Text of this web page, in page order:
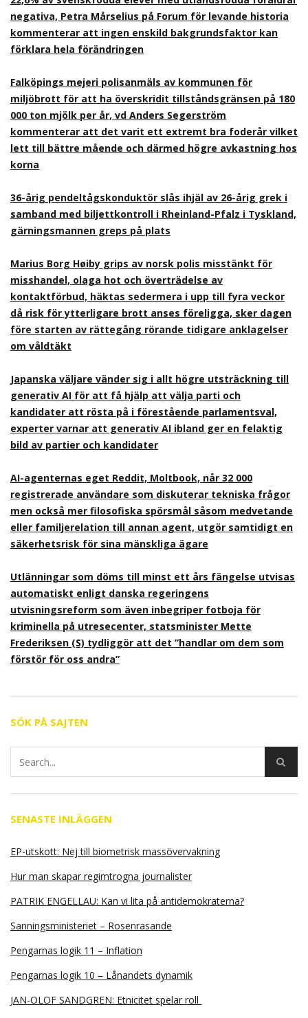
negativa, Petra Mårselius på Forum för levande historia
kommenterar att ingen enskild bakgrundsfaktor kan
förklara hela förändringen
Falköpings mejeri polisanmäls av kommunen för
miljöbrott för att ha överskridit tillståndsgränsen på 180
000 ton mjölk per år, vd Anders Segerström
kommenterar att det varit ett extremt bra foderår vilket
lett till bättre mående och därmed högre avkastning hos
korna
36-årig pendeltågskonduktör slås ihjäl av 26-årig grek i
samband med biljettkontroll i Rheinland-Pfalz i Tyskland,
gärningsmannen greps på plats
Marius Borg Høiby grips av norsk polis misstänkt för
misshandel, olaga hot och överträdelse av
kontaktförbud, häktas sedermera i upp till fyra veckor
då risk för ytterligare brott anses föreligga, sker dagen
före starten av rättegång rörande tidigare anklagelser
om våldtäkt
Japanska väljare vänder sig i allt högre utsträckning till
generativ AI för att få hjälp att välja parti och
kandidater att rösta på i förestående parlamentsval,
experter varnar att generativ AI ibland ger en felaktig
bild av partier och kandidater
AI-agenternas eget Reddit, Moltbook, når 32 000
registrerade användare som diskuterar tekniska frågor
men också mer filosofiska spörsmål såsom medvetande
eller familjerelation till annan agent, utgör samtidigt en
säkerhetsrisk för sina mänskliga ägare
Utlänningar som döms till minst ett års fängelse utvisas
automatiskt enligt danska regeringens
utvisningsreform som även inbegriper fotboja för
kriminella på utresecenter, statsminister Mette
Frederiksen (S) tydliggör att det ”handlar om dem som
förstör för oss andra”
SÖK PÅ SAJTEN
SENASTE INLÄGGEN
EP-utskott: Nej till biometrisk massövervakning
Hur man skapar regimtrogna journalister
PATRIK ENGELLAU: Kan vi lita på antidemokraterna?
Sanningsministeriet – Rosenrasande
Pengarnas logik 11 – Inflation
Pengarnas logik 10 – Lånandets dynamik
JAN-OLOF SANDGREN: Etnicitet spelar roll